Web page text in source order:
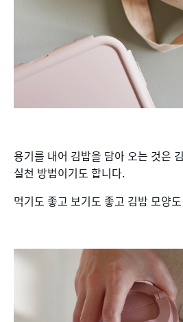
용기를 내어 김밥을 담아 오는 것은
실천 방법이기도 합니다.
먹기도 좋고 보기도 좋고 김밥 모양